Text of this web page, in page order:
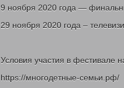
9 ноября 2020 года —
29 ноября 2020 года –
Условия участия в фестивале
https://многодетные-семьи.рф/